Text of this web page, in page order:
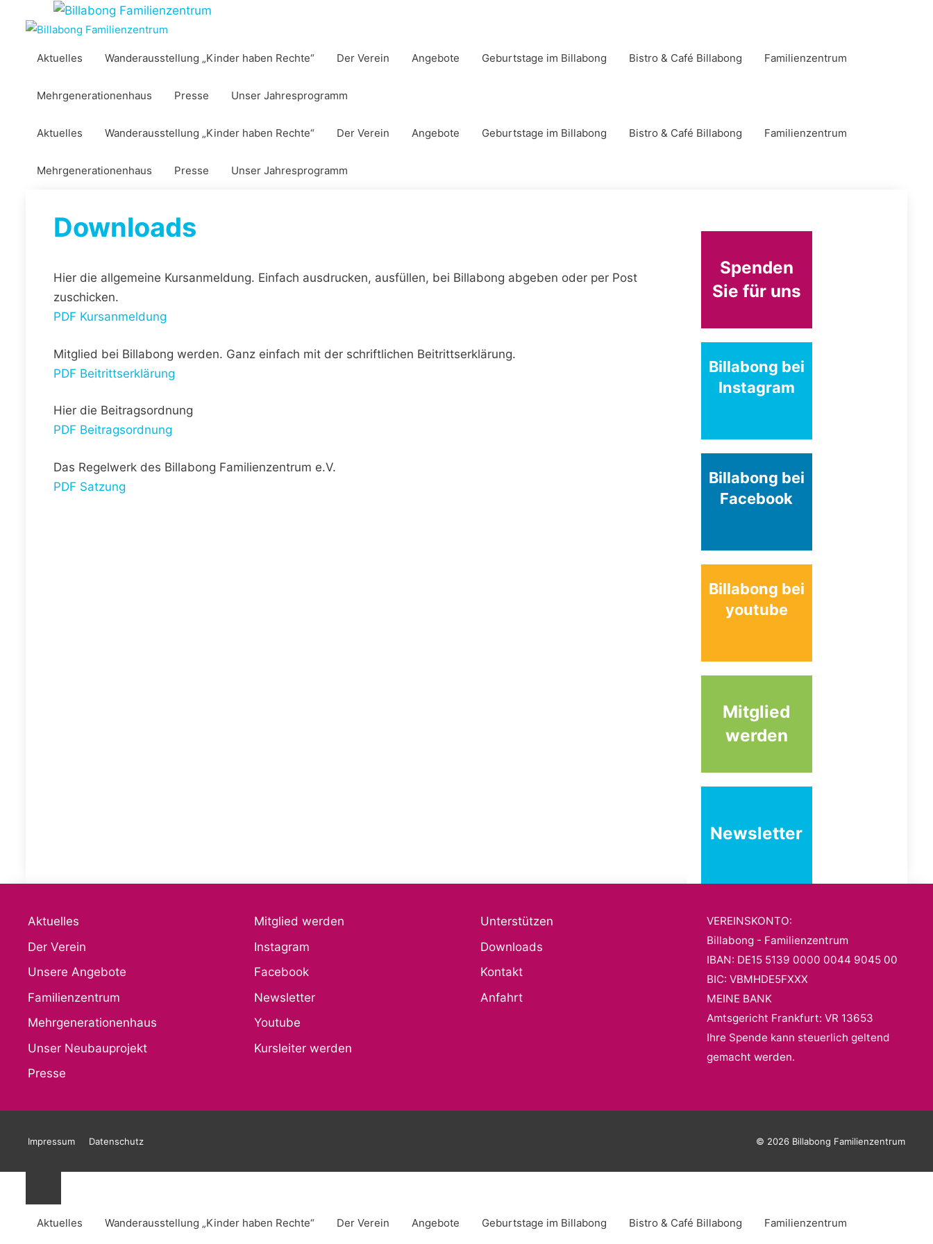
Inhalt
Aktuelles Wanderausstellung „Kinder haben Rechte“ Der Verein Angebote Geburtstage im Billabong Bistro & Café Billabong Familienzentrum
Mehrgenerationenhaus Presse Unser Jahresprogramm
Aktuelles Wanderausstellung „Kinder haben Rechte“ Der Verein Angebote Geburtstage im Billabong Bistro & Café Billabong Familienzentrum
Mehrgenerationenhaus Presse Unser Jahresprogramm
Downloads
Hier die allgemeine Kursanmeldung. Einfach ausdrucken, ausfüllen, bei Billabong abgeben oder per Post
zuschicken.
PDF Kursanmeldung
Mitglied bei Billabong werden. Ganz einfach mit der schriftlichen Beitrittserklärung.
PDF Beitrittserklärung
Hier die Beitragsordnung
PDF Beitragsordnung
Das Regelwerk des Billabong Familienzentrum e.V.
PDF Satzung
Spenden
Sie für uns
Billabong bei
Instagram
Billabong bei
Facebook
Billabong bei
youtube
Mitglied
werden
Newsletter
Aktuelles
Der Verein
Unsere Angebote
Familienzentrum
Mehrgenerationenhaus
Unser Neubauprojekt
Presse
Mitglied werden
Instagram
Facebook
Newsletter
Youtube
Kursleiter werden
Unterstützen
Downloads
Kontakt
Anfahrt
VEREINSKONTO:
Billabong - Familienzentrum
IBAN: DE15 5139 0000 0044 9045 00
BIC: VBMHDE5FXXX
MEINE BANK
Amtsgericht Frankfurt: VR 13653
Ihre Spende kann steuerlich geltend
gemacht werden.
Impressum Datenschutz © 2026 Billabong Familienzentrum
Schließen
Aktuelles Wanderausstellung „Kinder haben Rechte“ Der Verein Angebote Geburtstage im Billabong Bistro & Café Billabong Familienzentrum